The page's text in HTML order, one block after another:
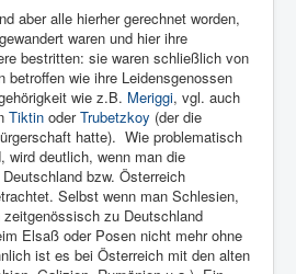
aber alle hierher gerechnet worden,
waren und hier ihre
bestritten: sie waren schließlich von
betroffen wie ihre Leidensgenossen
wie z.B. Meriggi, vgl. auch
Tiktin oderTrubetzkoy (der die
hatte). Wie problematisch
wird deutlich, wenn man die
bzw. Österreich
Selbst wenn man Schlesien,
zu Deutschland
Elsaß oder Posen nicht mehr ohne
ist es bei Österreich mit den alten